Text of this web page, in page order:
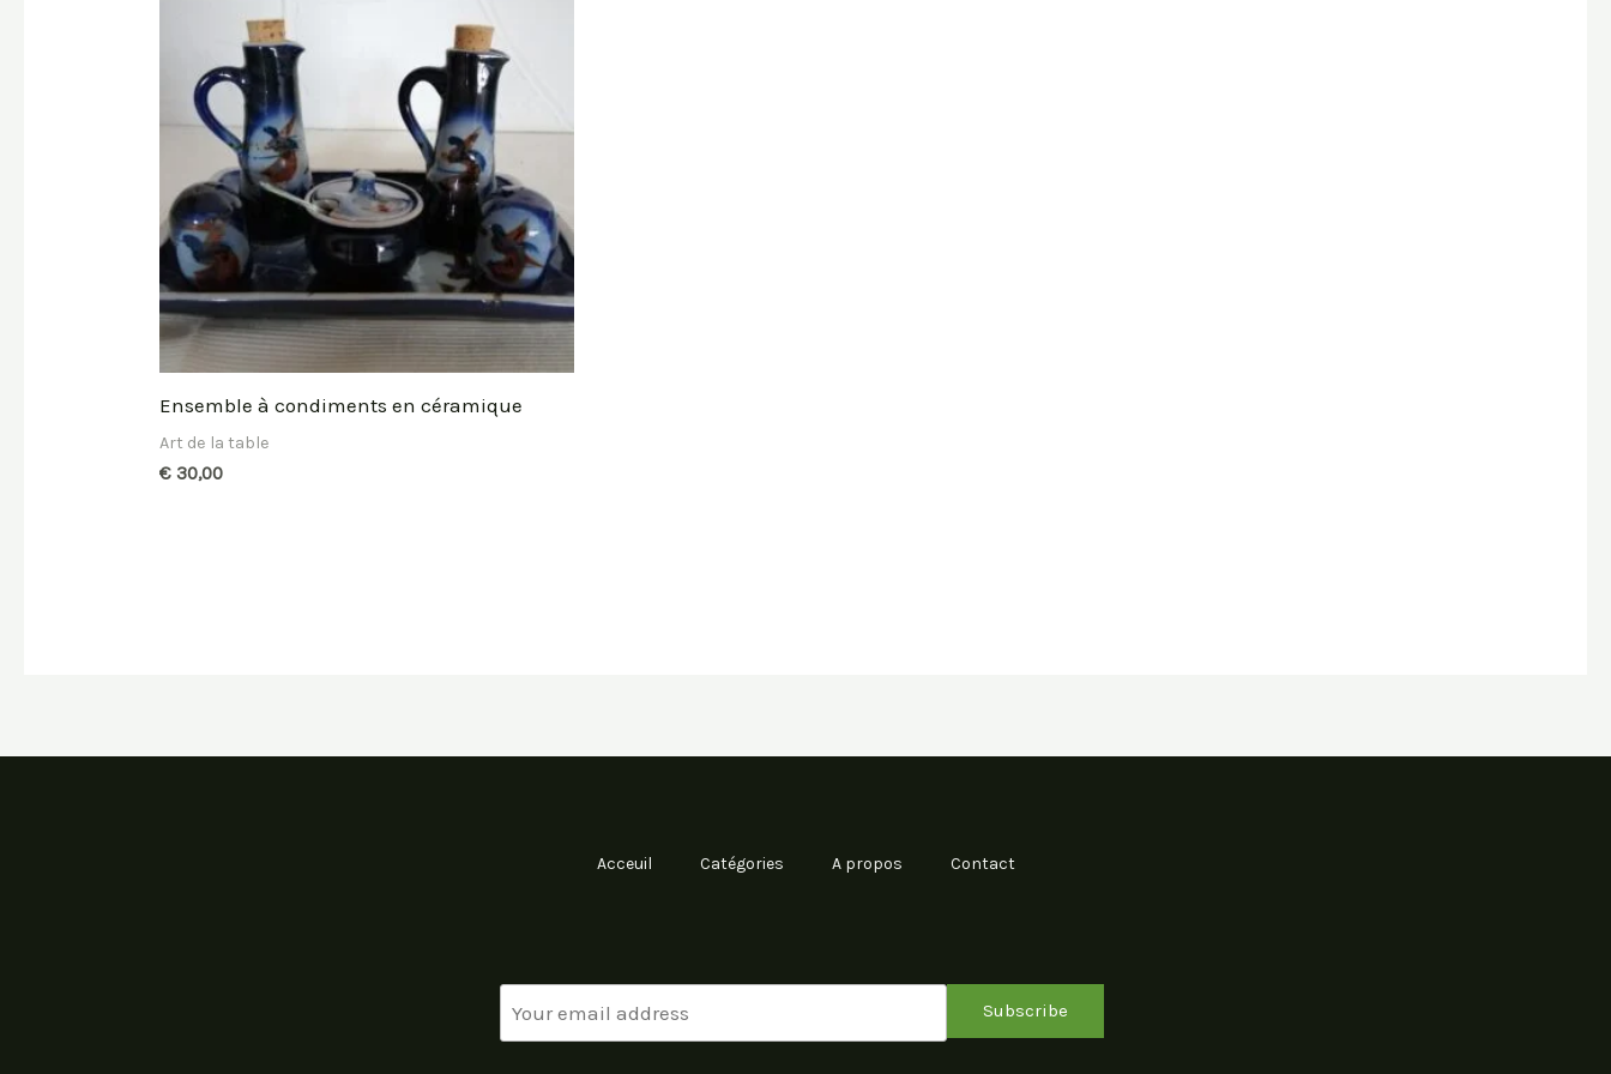
Ensemble à condiments en céramique
Art de la table
€ 30,00
Acceuil Catégories A propos Contact
Subscribe